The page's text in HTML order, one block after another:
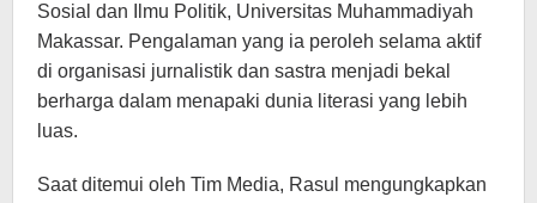
Sosial dan Ilmu Politik, Universitas Muhammadiyah
Makassar. Pengalaman yang ia peroleh selama aktif
di organisasi jurnalistik dan sastra menjadi bekal
berharga dalam menapaki dunia literasi yang lebih
luas.
Saat ditemui oleh Tim Media, Rasul mengungkapkan